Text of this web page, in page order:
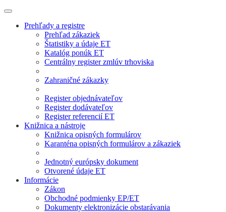
Prehľady a registre
Prehľad zákaziek
Štatistiky a údaje ET
Katalóg ponúk ET
Centrálny register zmlúv trhoviska
Zahraničné zákazky
Register objednávateľov
Register dodávateľov
Register referencií ET
Knižnica a nástroje
Knižnica opisných formulárov
Karanténa opisných formulárov a zákaziek
Jednotný európsky dokument
Otvorené údaje ET
Informácie
Zákon
Obchodné podmienky EP/ET
Dokumenty elektronizácie obstarávania